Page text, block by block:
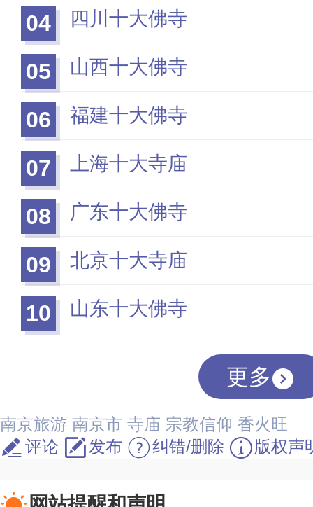
04 四川十大佛寺
05 山西十大佛寺
06 福建十大佛寺
07 上海十大寺庙
08 广东十大佛寺
09 北京十大寺庙
10 山东十大佛寺
更多
南京旅游 南京市 寺庙 宗教信仰 香火旺
评论
发布 纠错/删除 版权声